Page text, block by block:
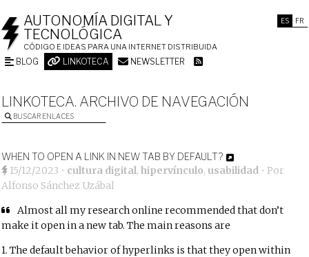
ES FR
AUTONOMÍA DIGITAL Y
TECNOLÓGICA
CÓDIGO E IDEAS PARA UNA INTERNET DISTRIBUIDA
BLOG LINKOTECA NEWSLETTER
LINKOTECA. ARCHIVO DE NAVEGACIÓN
BUSCAR ENLACES
WHEN TO OPEN A LINK IN NEW TAB BY DEFAULT?
15/12/2023 • cultura digital,hipervínculo,usabilidad • Por
Alfonso Sánchez Uzábal
Almost all my research online recommended that don’t
make it open in a new tab. The main reasons are
1. The default behavior of hyperlinks is that they open within